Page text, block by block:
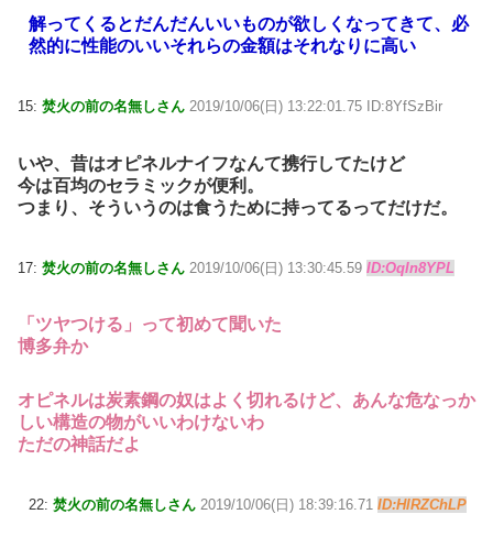
解ってくるとだんだんいいものが欲しくなってきて、必
然的に性能のいいそれらの金額はそれなりに高い
15: 焚火の前の名無しさん 2019/10/06(日) 13:22:01.75 ID:8YfSzBir
いや、昔はオピネルナイフなんて携行してたけど
今は百均のセラミックが便利。
つまり、そういうのは食うために持ってるってだけだ。
17: 焚火の前の名無しさん 2019/10/06(日) 13:30:45.59 ID:OqIn8YPL
「ツヤつける」って初めて聞いた
博多弁か
オピネルは炭素鋼の奴はよく切れるけど、あんな危なっか
しい構造の物がいいわけないわ
ただの神話だよ
22: 焚火の前の名無しさん 2019/10/06(日) 18:39:16.71 ID:HlRZChLP